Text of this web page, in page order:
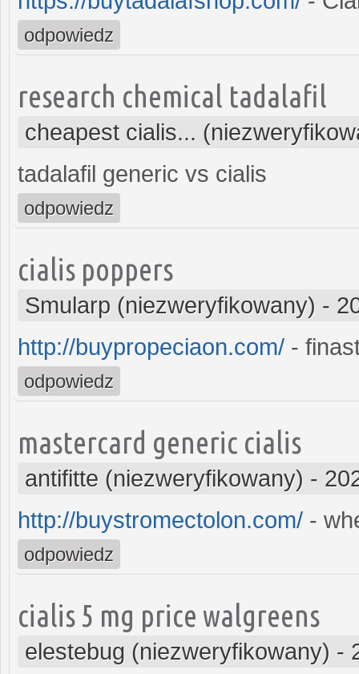
odpowiedz
research chemical tadalafil
cheapest cialis...
tadalafil generic vs cialis
odpowiedz
cialis poppers
Smularp (niezweryfikowany) -
http://buypropeciaon.com/ -
odpowiedz
mastercard generic cialis
antifitte (niezweryfikowany) -
http://buystromectolon.com/ -
odpowiedz
cialis 5 mg price walgreens
elestebug (niezweryfikowany) -